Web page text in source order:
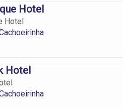
Hotel
Hotel
Hotel